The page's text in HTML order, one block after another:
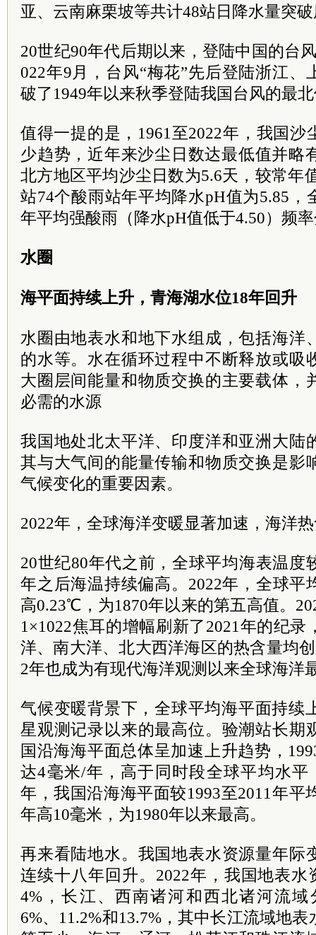
亚、云南麻栗坡等共计48站日降水量突
20世纪90年代后期以来，登陆中国的台
022年9月，台风“梅花”先后登陆浙江、
破了1949年以来秋季登陆我国台风的最
值得一提的是，1961至2022年，我国沙
少趋势，近年来沙尘日数达最低值并略
北方地区平均沙尘日数为5.6天，较常年
站74个酸雨站年平均降水pH值为5.85，
年平均强酸雨（降水pH值低于4.50）频
水圈
海平面持续上升，青海湖水位18年回升
水圈由地表水和地下水组成，包括海洋
的水等。水在循环过程中不断释放或吸
大圈层间能量和物质交换的主要载体，
必需的水源
我国地处北太平洋、印度洋和亚洲大陆
其与大气间的能量传输和物质交换是影
气候变化的重要因素。
2022年，全球海洋变暖显著加速，海洋
20世纪80年代之前，全球平均海表温度
年之后海温持续偏高。2022年，全球平
高0.23℃，为1870年以来的第五高值。
1×1022焦耳的增幅刷新了2021年的纪
洋、南大洋、北大西洋海区的热含量均
2年也成为有现代海洋观测以来全球海洋
气候变暖背景下，全球平均海平面持续
星观测记录以来的最高位。验潮站长期
国沿海海平面总体呈加速上升趋势，
达4毫米/年，高于同时段全球平均水平
年，我国沿海海平面较1993至2011年平
年高10毫米，为1980年以来最高。
再来看陆地水。我国地表水资源量年际
连续十八年回升。2022年，我国地表水
4%，长江、西南诸河和西北诸河流域
6%、11.2%和13.7%，其中长江流域地